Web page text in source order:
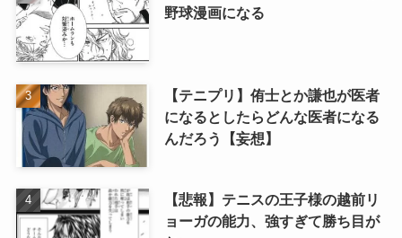
野球漫画になる
【テニプリ】侑士とか謙也が医者
になるとしたらどんな医者になる
んだろう【妄想】
【悲報】テニスの王子様の越前リ
ョーガの能力、強すぎて勝ち目が